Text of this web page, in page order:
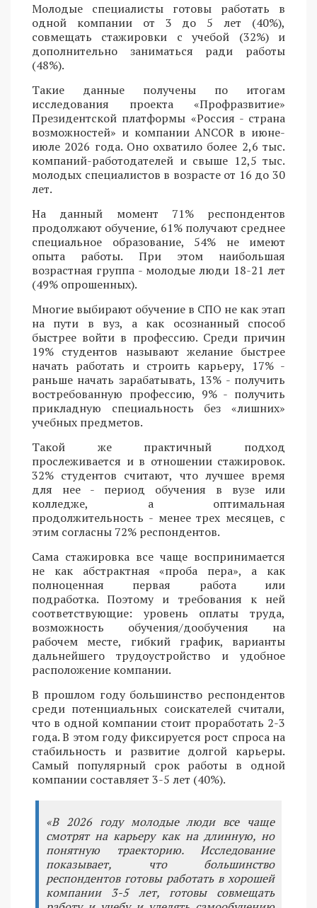
Молодые специалисты готовы работать в
одной компании от 3 до 5 лет (40%),
совмещать стажировки с учебой (32%) и
дополнительно заниматься ради работы
(48%).
Такие данные получены по итогам
исследования проекта «Профразвитие»
Президентской платформы «Россия - страна
возможностей» и компании ANCOR в июне-
июле 2026 года. Оно охватило более 2,6 тыс.
компаний-работодателей и свыше 12,5 тыс.
молодых специалистов в возрасте от 16 до 30
лет.
На данный момент 71% респондентов
продолжают обучение, 61% получают среднее
специальное образование, 54% не имеют
опыта работы. При этом наибольшая
возрастная группа - молодые люди 18-21 лет
(49% опрошенных).
Многие выбирают обучение в СПО не как этап
на пути в вуз, а как осознанный способ
быстрее войти в профессию. Среди причин
19% студентов называют желание быстрее
начать работать и строить карьеру, 17% -
раньше начать зарабатывать, 13% - получить
востребованную профессию, 9% - получить
прикладную специальность без «лишних»
учебных предметов.
Такой же практичный подход
прослеживается и в отношении стажировок.
32% студентов считают, что лучшее время
для нее - период обучения в вузе или
колледже, а оптимальная
продолжительность - менее трех месяцев, с
этим согласны 72% респондентов.
Сама стажировка все чаще воспринимается
не как абстрактная «проба пера», а как
полноценная первая работа или
подработка. Поэтому и требования к ней
соответствующие: уровень оплаты труда,
возможность обучения/дообучения на
рабочем месте, гибкий график, варианты
дальнейшего трудоустройство и удобное
расположение компании.
В прошлом году большинство респондентов
среди потенциальных соискателей считали,
что в одной компании стоит проработать 2-3
года. В этом году фиксируется рост спроса на
стабильность и развитие долгой карьеры.
Самый популярный срок работы в одной
компании составляет 3-5 лет (40%).
«В 2026 году молодые люди все чаще
смотрят на карьеру как на длинную, но
понятную траекторию. Исследование
показывает, что большинство
респондентов готовы работать в хорошей
компании 3-5 лет, готовы совмещать